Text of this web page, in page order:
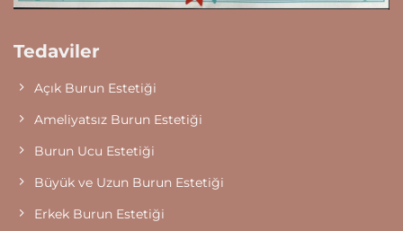
Tedaviler
Açık Burun Estetiği
Ameliyatsız Burun Estetiği
Burun Ucu Estetiği
Büyük ve Uzun Burun Estetiği
Erkek Burun Estetiği